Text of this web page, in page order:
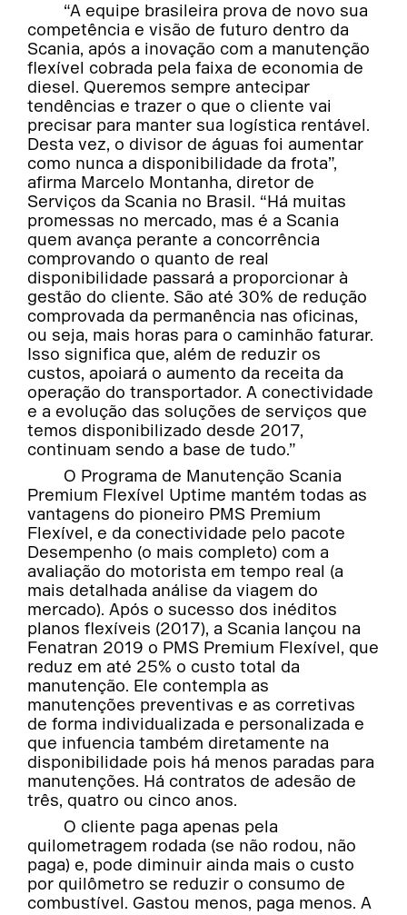
“A equipe brasileira prova de novo sua
competência e visão de futuro dentro da
Scania, após a inovação com a manutenção
flexível cobrada pela faixa de economia de
diesel. Queremos sempre antecipar
tendências e trazer o que o cliente vai
precisar para manter sua logística rentável.
Desta vez, o divisor de águas foi aumentar
como nunca a disponibilidade da frota”,
afirma Marcelo Montanha, diretor de
Serviços da Scania no Brasil. “Há muitas
promessas no mercado, mas é a Scania
quem avança perante a concorrência
comprovando o quanto de real
disponibilidade passará a proporcionar à
gestão do cliente. São até 30% de redução
comprovada da permanência nas oficinas,
ou seja, mais horas para o caminhão faturar.
Isso significa que, além de reduzir os
custos, apoiará o aumento da receita da
operação do transportador. A conectividade
e a evolução das soluções de serviços que
temos disponibilizado desde 2017,
continuam sendo a base de tudo.”
O Programa de Manutenção Scania
Premium Flexível Uptime mantém todas as
vantagens do pioneiro PMS Premium
Flexível, e da conectividade pelo pacote
Desempenho (o mais completo) com a
avaliação do motorista em tempo real (a
mais detalhada análise da viagem do
mercado). Após o sucesso dos inéditos
planos flexíveis (2017), a Scania lançou na
Fenatran 2019 o PMS Premium Flexível, que
reduz em até 25% o custo total da
manutenção. Ele contempla as
manutenções preventivas e as corretivas
de forma individualizada e personalizada e
que infuencia também diretamente na
disponibilidade pois há menos paradas para
manutenções. Há contratos de adesão de
três, quatro ou cinco anos.
O cliente paga apenas pela
quilometragem rodada (se não rodou, não
paga) e, pode diminuir ainda mais o custo
por quilômetro se reduzir o consumo de
combustível. Gastou menos, paga menos. A